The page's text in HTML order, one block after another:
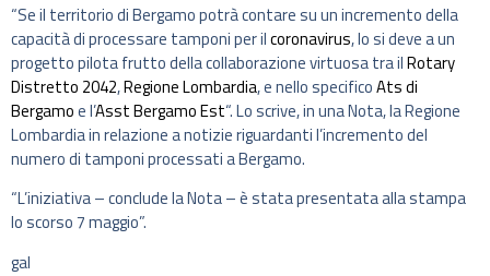
“Se il territorio di Bergamo potrà contare su un incremento della
capacità di processare tamponi per ilcoronavirus, lo si deve a un
progetto pilota frutto della collaborazione virtuosa tra ilRotary
Distretto 2042,Regione Lombardia, e nello specificoAts di
Bergamoe l’Asst Bergamo Est“. Lo scrive, in una Nota, la Regione
Lombardia in relazione a notizie riguardanti l’incremento del
numero di tamponi processati a Bergamo.
“L’iniziativa – conclude la Nota – è stata presentata alla stampa
lo scorso 7 maggio”.
gal